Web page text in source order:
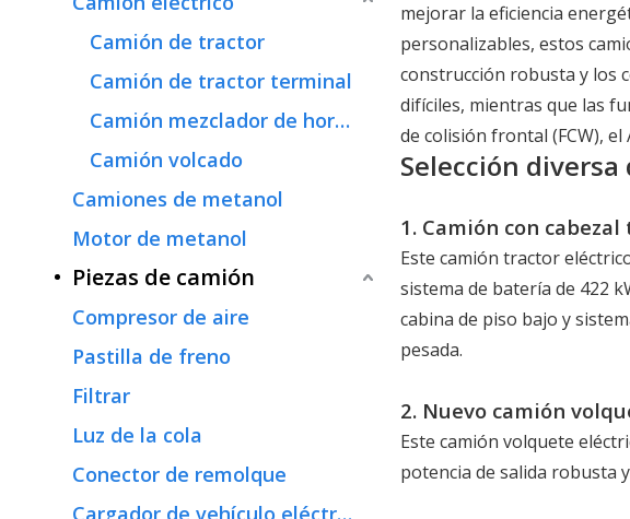
Camión de tractor
Camión de tractor terminal
Camión mezclador de hormigón
Camión volcado
Camiones de metanol
Motor de metanol
Piezas de camión
Compresor de aire
Pastilla de freno
Filtrar
Luz de la cola
Conector de remolque
Cargador de vehículo eléctrico
mejorar la eficiencia
personalizables, estos
construcción robusta y los
difíciles, mientras que las
de colisión frontal (FCW),
Selección
1. Camión con
Este camión tractor
sistema de batería de 422
cabina de piso bajo y
pesada.
2. Nuevo camión
Este camión volquete
potencia de salida robusta